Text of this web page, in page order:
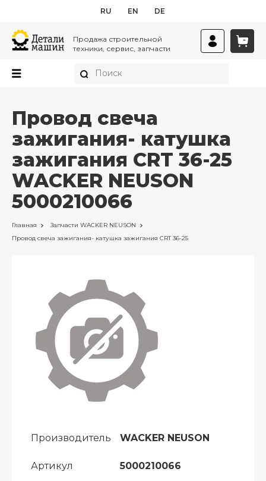
RU EN DE
Продажа строительной
техники, сервис, запчасти
Провод свеча
зажигания- катушка
зажигания CRT 36-25
WACKER NEUSON
5000210066
Главная Запчасти WACKER NEUSON
Провод свеча зажигания- катушка зажигания CRT 36-25
Производитель WACKER NEUSON
Артикул 5000210066